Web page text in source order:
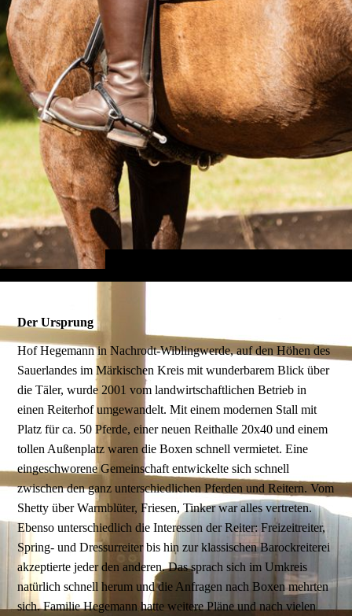
Der Ursprung
Hof Hegemann in Nachrodt-Wiblingwerde, auf den Höhen des
Sauerlandes im Märkischen Kreis mit wunderbarem Blick über
die Täler, wurde 2001 vom landwirtschaftlichen Betrieb in
einen Reiterhof umgewandelt. Mit einem modernen Stall mit
Platz für ca. 50 Pferde, einer neuen Reithalle 20x40 und einem
tollen Außenplatz waren die Boxen schnell vermietet. Eine
eingeschworene Gemeinschaft entwickelte sich schnell
zwischen den ganz unterschiedlichen Pferden und Reitern. Vom
Shetty über Warmblüter, Friesen, Tinker war alles vertreten.
Ebenso unterschiedlich die Interessen der Reiter: Freizeitreiter,
Spring- und Dressurreiter bis hin zur klassischen Barockreiterei
akzeptierte jeder den anderen. Das sprach sich im Umkreis
natürlich schnell herum und die Anfragen nach Boxen mehrten
sich. Familie Hegemann hatte weitere Pläne und nach vielen